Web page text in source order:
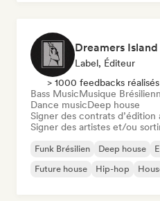
Dreamers
Label, Éditeur
> 1000 feedbacks réalisés
Bass MusicMusique
Dance musicDeep house
Signer des contrats d’édition
Signer des artistes et/ou
Funk Brésilien Deep house
Future house
Hip-hop